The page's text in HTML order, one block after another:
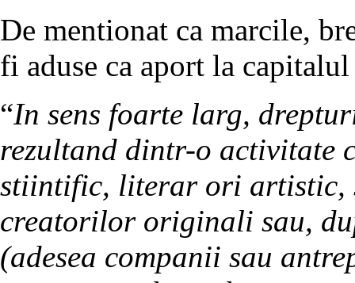
De mentionat ca marcile,
fi aduse ca aport la
“In sens foarte larg,
rezultand dintr-o activitate
stiintific, literar ori artistic,
creatorilor originali sau,
(adesea companii sau